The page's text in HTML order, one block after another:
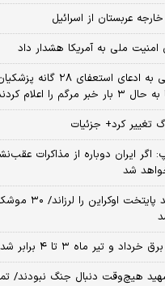
عربستان از اسرائیل
ملی به آمریکا هشدار داد
واکنش مهاجرانی به
را اعلام کردند!
تغییر کرد+ جزئیات
اگر ایران دوباره از مذاکرات
شد
انفجارهای
تیر ماه ۳ تا ۴ برابر شده است؟
هیچ‌وقت دنبال جنگ نبودند/